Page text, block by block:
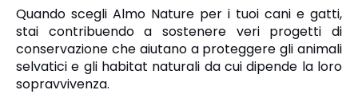
Quando scegli Almo Nature per i tuoi cani e gatti,
stai contribuendo a sostenere veri progetti di
conservazione che aiutano a proteggere gli animali
selvatici e gli habitat naturali da cui dipende la loro
sopravvivenza.